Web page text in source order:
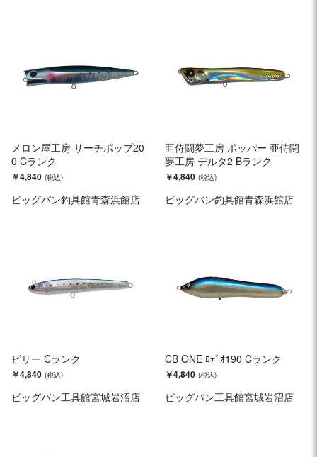
メロン屋工房 サーチポップ20
0 Cランク
￥4,840
ビッグバン釣具館青森浜館店
亜侍闘夢工房 ポッパー 亜侍闘
夢工房 デルタ2 Bランク
￥4,840
ビッグバン釣具館青森浜館店
ビリー Cランク
￥4,840
ビッグバン工具館宮城岩沼店
CB ONE ﾛﾃﾞｵ190 Cランク
￥4,840
ビッグバン工具館宮城岩沼店